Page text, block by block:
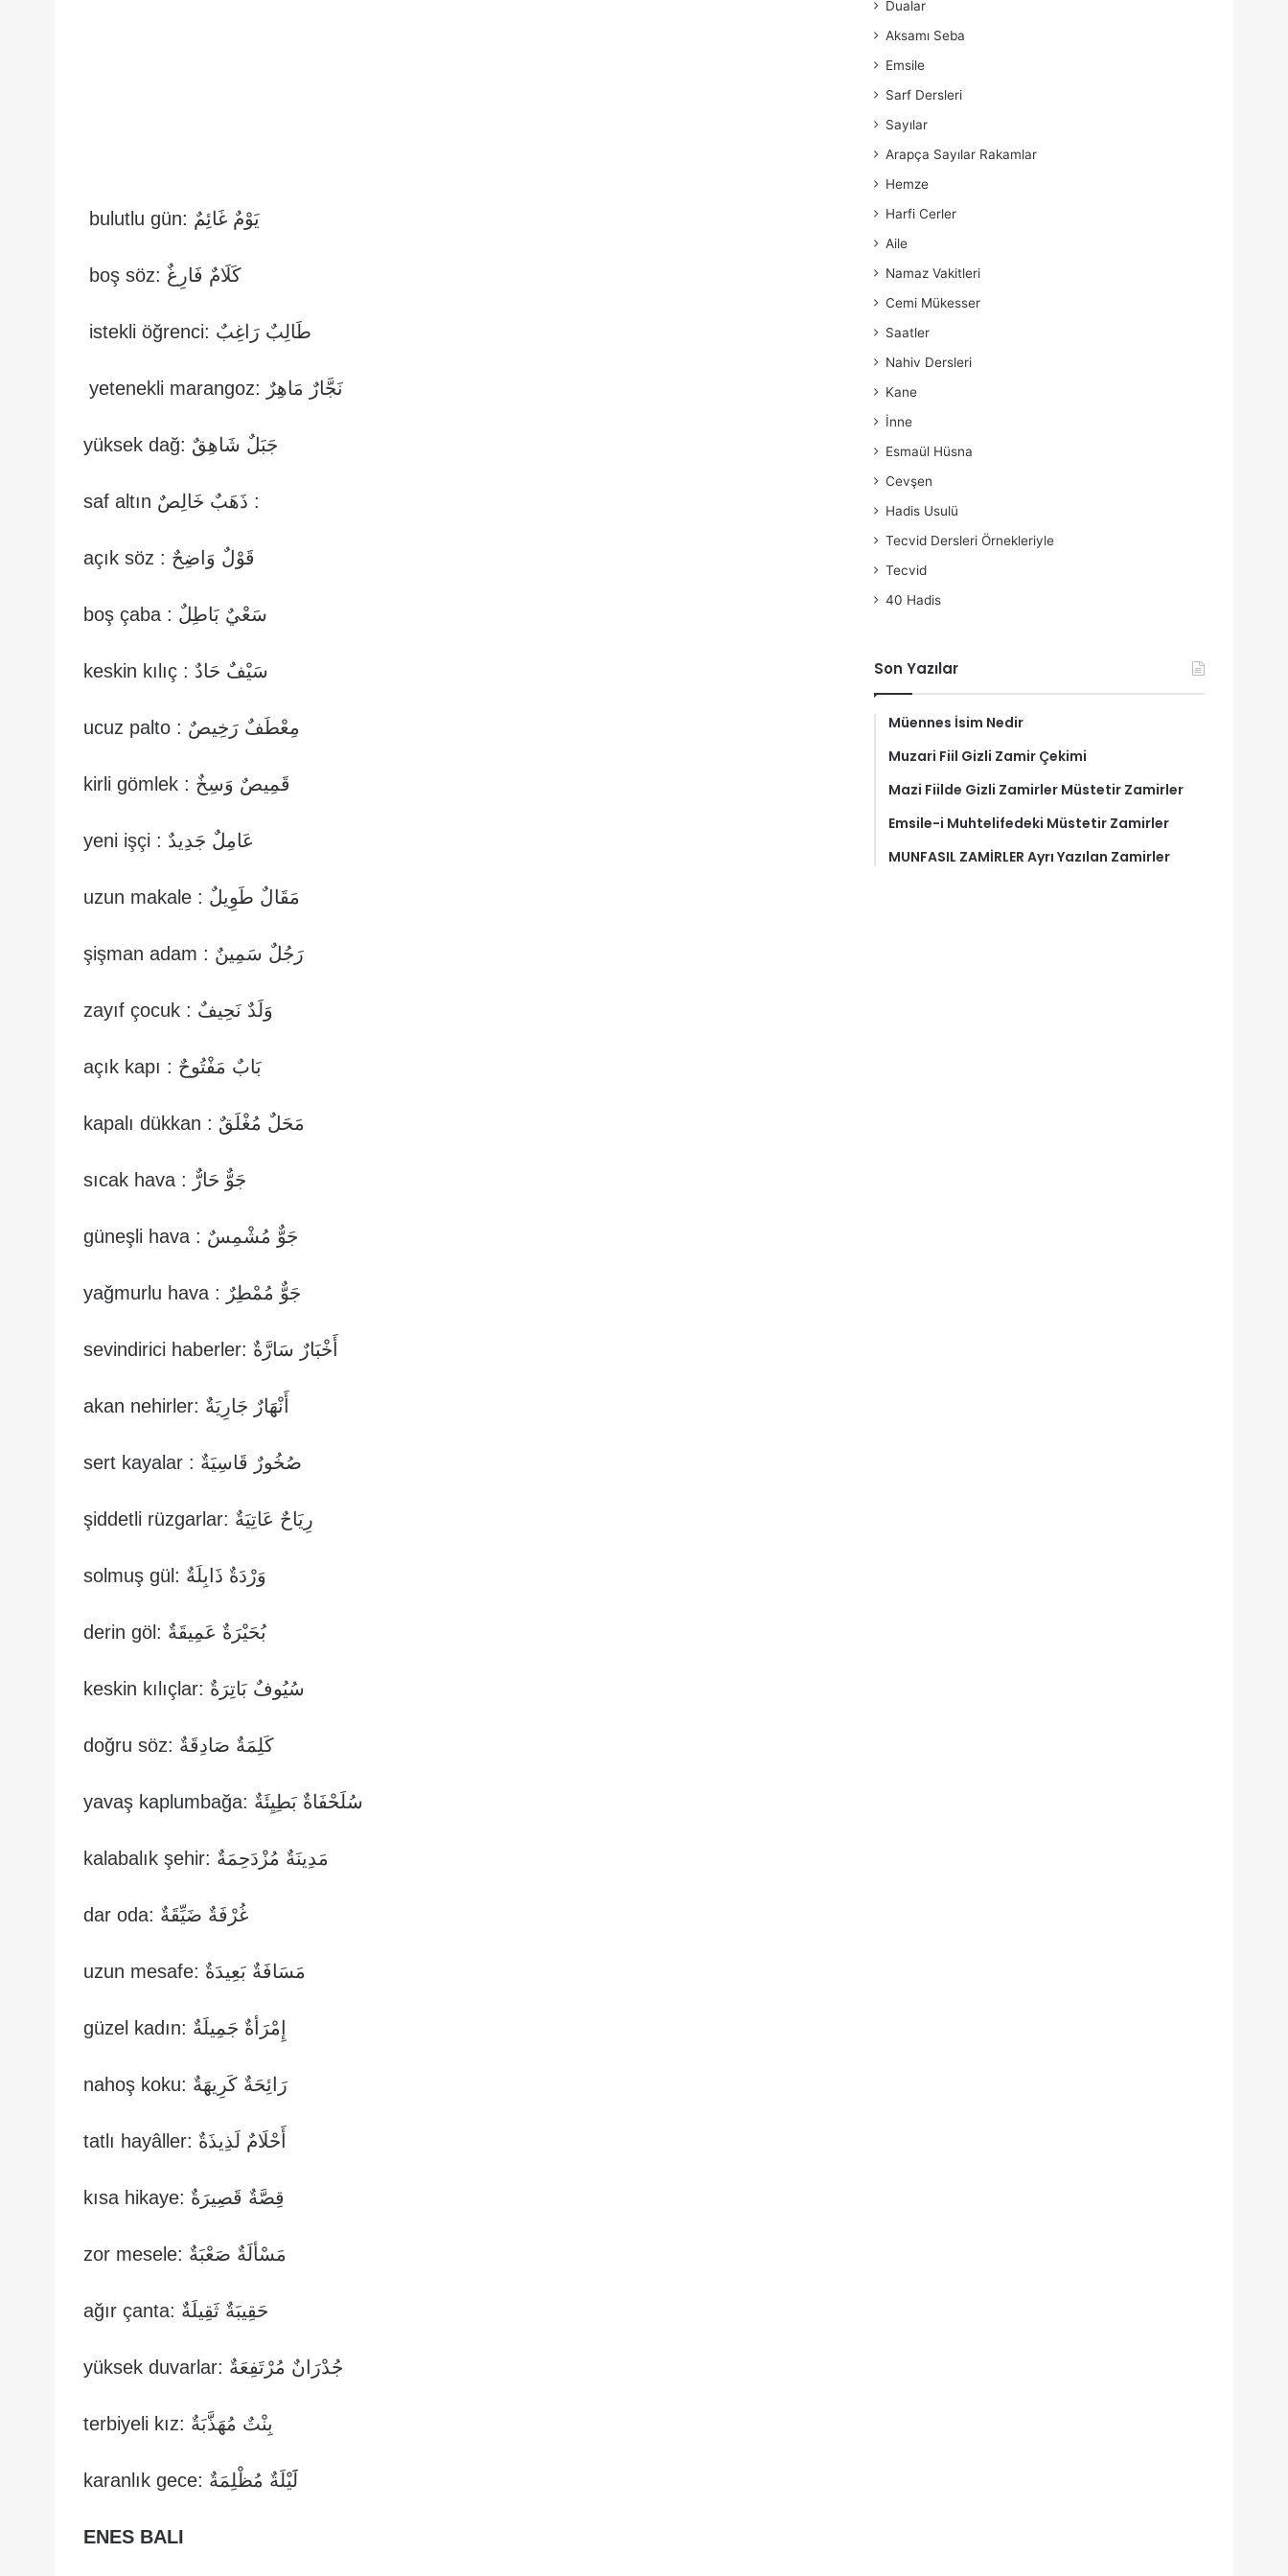
يَوْمٌ غَائِمٌ :bulutlu gün
كَلَامٌ فَارِغٌ :boş söz
طَالِبٌ رَاغِبٌ :istekli öğrenci
نَجَّارٌ مَاهِرٌ :yetenekli marangoz
جَبَلٌ شَاهِقٌ :yüksek dağ
saf altın ذَهَبٌ خَالِصٌ :
قَوْلٌ وَاضِحٌ : açık söz
سَعْيٌ بَاطِلٌ : boş çaba
سَيْفٌ حَادٌ : keskin kılıç
مِعْطَفٌ رَخِيصٌ : ucuz palto
قَمِيصٌ وَسِخٌ : kirli gömlek
عَامِلٌ جَدِيدٌ : yeni işçi
مَقَالٌ طَوِيلٌ : uzun makale
رَجُلٌ سَمِينٌ : şişman adam
وَلَدٌ نَحِيفٌ : zayıf çocuk
بَابٌ مَفْتُوحٌ : açık kapı
مَحَلٌ مُغْلَقٌ : kapalı dükkan
جَوٌّ حَارٌّ : sıcak hava
جَوٌّ مُشْمِسٌ : güneşli hava
جَوٌّ مُمْطِرٌ : yağmurlu hava
أَخْبَارٌ سَارَّةٌ :sevindirici haberler
أَنْهَارٌ جَارِيَةٌ :akan nehirler
صُخُورٌ قَاسِيَةٌ : sert kayalar
رِيَاحٌ عَاتِيَةٌ :şiddetli rüzgarlar
وَرْدَةٌ ذَابِلَةٌ :solmuş gül
بُحَيْرَةٌ عَمِيقَةٌ :derin göl
سُيُوفٌ بَاتِرَةٌ :keskin kılıçlar
كَلِمَةٌ صَادِقَةٌ :doğru söz
سُلَحْفَاةٌ بَطِيِئَةٌ :yavaş kaplumbağa
مَدِينَةٌ مُزْدَحِمَةٌ :kalabalık şehir
غُرْفَةٌ ضَيِّقَةٌ :dar oda
مَسَافَةٌ بَعِيدَةٌ :uzun mesafe
إِمْرَأةٌ جَمِيلَةٌ :güzel kadın
رَائِحَةٌ كَرِيهَةٌ :nahoş koku
أَحْلَامٌ لَذِيذَةٌ :tatlı hayâller
قِصَّةٌ قَصِيرَةٌ :kısa hikaye
مَسْألَةٌ صَعْبَةٌ :zor mesele
حَقِيبَةٌ ثَقِيلَةٌ :ağır çanta
جُدْرَانٌ مُرْتَفِعَةٌ :yüksek duvarlar
بِنْتٌ مُهَذَّبَةٌ :terbiyeli kız
لََيْلَةٌ مُظْلِمَةٌ :karanlık gece
ENES BALI
Dualar
Aksamı Seba
Emsile
Sarf Dersleri
Sayılar
Arapça Sayılar Rakamlar
Hemze
Harfi Cerler
Aile
Namaz Vakitleri
Cemi Mükesser
Saatler
Nahiv Dersleri
Kane
İnne
Esmaül Hüsna
Cevşen
Hadis Usulü
Tecvid Dersleri Örnekleriyle
Tecvid
40 Hadis
Son Yazılar
Müennes İsim Nedir
Muzari Fiil Gizli Zamir Çekimi
Mazi Fiilde Gizli Zamirler Müstetir Zamirler
Emsile-i Muhtelifedeki Müstetir Zamirler
MUNFASIL ZAMİRLER Ayrı Yazılan Zamirler